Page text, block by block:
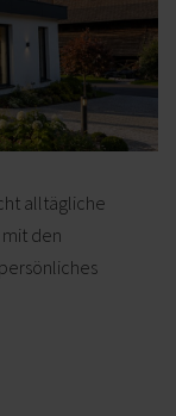
alltägliche
den